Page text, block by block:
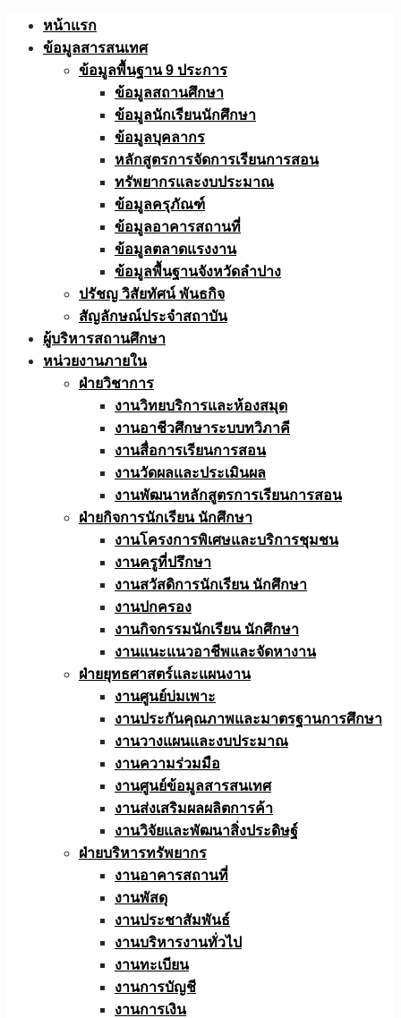
Skip
หน้าแรก
ข้อมูลสารสนเทศ
ข้อมูลพื้นฐาน 9 ประการ
ข้อมูลสถานศึกษา
ข้อมูลนักเรียนนักศึกษา
ข้อมูลบุคลากร
หลักสูตรการจัดการเรียนการสอน
ทรัพยากรและงบประมาณ
ข้อมูลครุภัณฑ์
ข้อมูลอาคารสถานที่
ข้อมูลตลาดแรงงาน
ข้อมูลพื้นฐานจังหวัดลำปาง
ปรัชญ วิสัยทัศน์ พันธกิจ
สัญลักษณ์ประจำสถาบัน
ผู้บริหารสถานศึกษา
หน่วยงานภายใน
ฝ่ายวิชาการ
งานวิทยบริการและห้องสมุด
งานอาชีวศึกษาระบบทวิภาคี
งานสื่อการเรียนการสอน
งานวัดผลและประเมินผล
งานพัฒนาหลักสูตรการเรียนการสอน
ฝ่ายกิจการนักเรียน นักศึกษา
งานโครงการพิเศษและบริการชุมชน
งานครูที่ปรึกษา
งานสวัสดิการนักเรียน นักศึกษา
งานปกครอง
งานกิจกรรมนักเรียน นักศึกษา
งานแนะแนวอาชีพและจัดหางาน
ฝ่ายยุทธศาสตร์และแผนงาน
งานศูนย์บ่มเพาะ
งานประกันคุณภาพและมาตรฐานการศึกษา
งานวางแผนและงบประมาณ
งานความร่วมมือ
งานศูนย์ข้อมูลสารสนเทศ
งานส่งเสริมผลผลิตการค้า
งานวิจัยและพัฒนาสิ่งประดิษฐ์
ฝ่ายบริหารทรัพยากร
งานอาคารสถานที่
งานพัสดุ
งานประชาสัมพันธ์
งานบริหารงานทั่วไป
งานทะเบียน
งานการบัญชี
งานการเงิน